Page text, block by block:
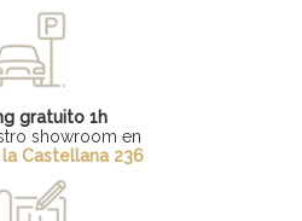
gratuito 1h
showroom en
Castellana 236